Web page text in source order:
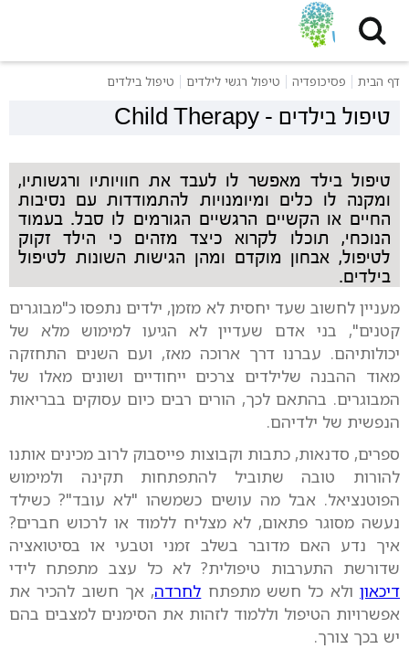
דף הבית פסיכופדיה טיפול רגשי לילדים טיפול בילדים
Child Therapy - טיפול בילדים
טיפול בילד מאפשר לו לעבד את חוויותיו ורגשותיו,
ומקנה לו כלים ומיומנויות להתמודדות עם נסיבות
החיים או הקשיים הרגשיים הגורמים לו סבל. בעמוד
הנוכחי, תוכלו לקרוא כיצד מזהים כי הילד זקוק
לטיפול, אבחון מוקדם ומהן הגישות השונות לטיפול
בילדים.
מעניין לחשוב שעד יחסית לא מזמן, ילדים נתפסו כ"מבוגרים
קטנים", בני אדם שעדיין לא הגיעו למימוש מלא של
יכולותיהם. עברנו דרך ארוכה מאז, ועם השנים התחזקה
מאוד ההבנה שלילדים צרכים ייחודיים ושונים מאלו של
המבוגרים. בהתאם לכך, הורים רבים כיום עסוקים בבריאות
הנפשית של ילדיהם.
ספרים, סדנאות, כתבות וקבוצות פייסבוק לרוב מכינים אותנו
להורות טובה שתוביל להתפתחות תקינה ולמימוש
הפוטנציאל. אבל מה עושים כשמשהו "לא עובד"? כשילד
נעשה מסוגר פתאום, לא מצליח ללמוד או לרכוש חברים?
איך נדע האם מדובר בשלב זמני וטבעי או בסיטואציה
שדורשת התערבות טיפולית? לא כל עצב מתפתח לידי
דיכאוןולא כל חשש מתפתח לחרדה, אך חשוב להכיר את
אפשרויות הטיפול וללמוד לזהות את הסימנים למצבים בהם
יש בכך צורך.